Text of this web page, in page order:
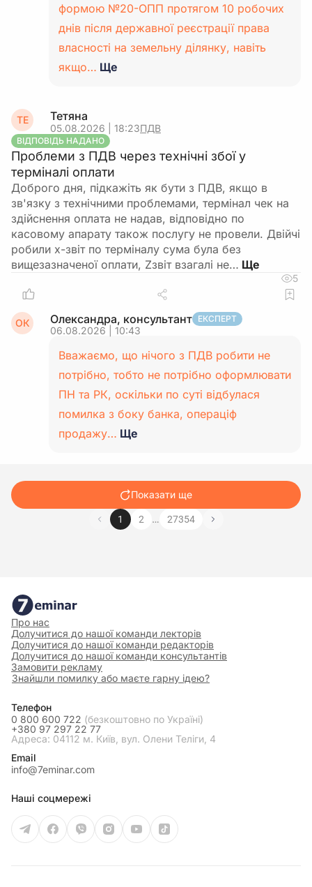
формою №20-ОПП протягом 10 робочих
днів після державної реєстрації права
власності на земельну ділянку, навіть
якщо… Ще
ТЕ Тетяна
05.08.2026 | 18:23ПДВ
ВІДПОВІДЬ НАДАНО
Проблеми з ПДВ через технічні збої у
терміналі оплати
Доброго дня, підкажіть як бути з ПДВ, якщо в
зв'язку з технічними проблемами, термінал чек на
здійснення оплата не надав, відповідно по
касовому апарату також послугу не провели. Двійчі
робили х-звіт по терміналу сума була без
вищезазначеної оплати, Zзвіт взагалі не…
5
ОК Олександра, консультант ЕКСПЕРТ
06.08.2026 | 10:43
Вважаємо, що нічого з ПДВ робити не
потрібно, тобто не потрібно оформлювати
ПН та РК, оскільки по суті відбулася
помилка з боку банка, операціф
продажу… Ще
Показати ще
1 2 … 27354
Про нас
Долучитися до нашої команди лекторів
Долучитися до нашої команди редакторів
Долучитися до нашої команди консультантів
Замовити рекламу
Знайшли помилку або маєте гарну ідею?
Телефон
0 800 600 722 (безкоштовно по Україні)
+380 97 297 22 77
Адреса: 04112 м. Київ, вул. Олени Теліги, 4
Email
info@7eminar.com
Наші соцмережі